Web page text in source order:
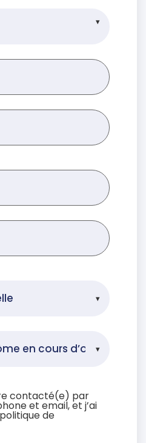
contacté(e) par
et email, et j’ai
de